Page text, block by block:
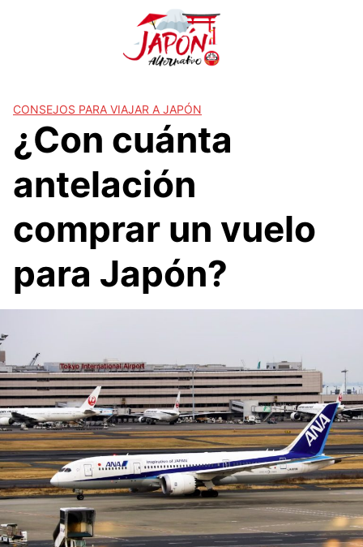
CONSEJOS PARA VIAJAR A JAPÓN
¿Con cuánta
antelación
comprar un vuelo
para Japón?